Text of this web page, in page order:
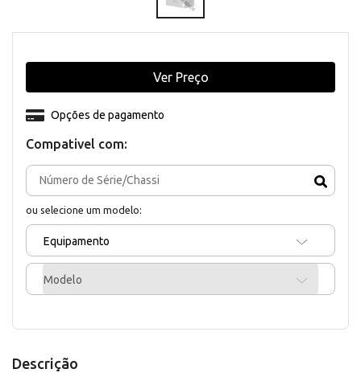
Compativel com:
ou selecione um modelo:
Equipamento
Modelo
Opções de pagamento
Ver Preço
Descrição